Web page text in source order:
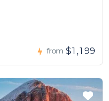
from $1,199